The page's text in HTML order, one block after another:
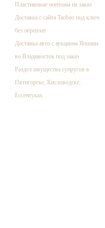
Пластиковые понтоны на заказ
Доставка с сайта Taobao под ключ
без переплат
Доставка авто с аукциона Японии
во Владивосток под заказ
Раздел имущества супругов в
Пятигорске, Кисловодске,
Ессентуках